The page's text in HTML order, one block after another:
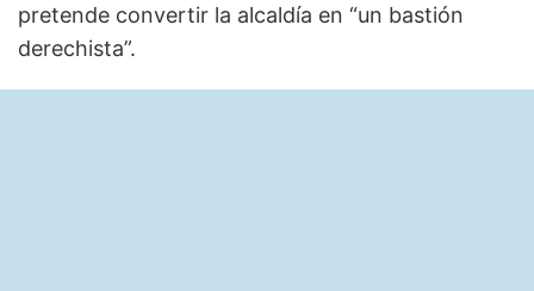
pretende convertir la alcaldía en “un bastión
derechista”.